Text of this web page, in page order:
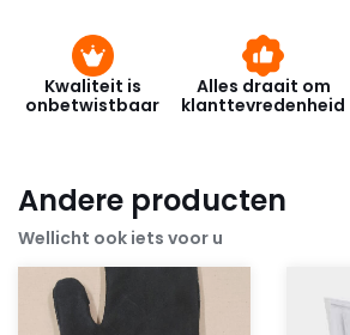
Kwaliteit is
onbetwistbaar
Alles draait om
klanttevredenheid
Andere producten
Wellicht ook iets voor u